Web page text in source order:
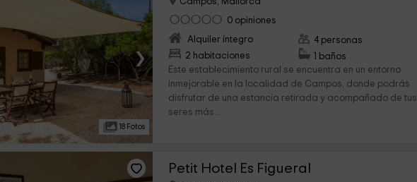
›
18 Fotos
0 opiniones
Alquiler íntegro
2 habitaciones
4 personas
1 baños
Este establecimiento rural se encuentra en un entorno
inmejorable en la localidad de Campos, donde podrás
disfrutar de una estancia retirada y acompañado de tus
seres más...
Petit Hotel Es Figueral